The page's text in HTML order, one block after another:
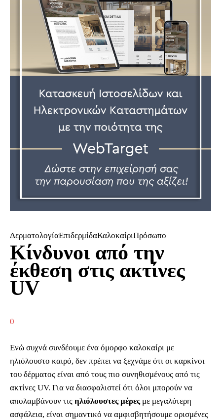
ΔερματολογίαΕπιδερμίδαΚαλοκαίριΠρόσωπο
Κίνδυνοι από την
έκθεση στις ακτίνες
UV
0
Ενώ συχνά συνδέουμε ένα όμορφο καλοκαίρι με
ηλιόλουστο καιρό, δεν πρέπει να ξεχνάμε ότι οι καρκίνοι
του δέρματος είναι από τους πιο συνηθισμένους από τις
ακτίνες UV. Για να διασφαλιστεί ότι όλοι μπορούν να
απολαμβάνουν τις ηλιόλουστες μέρεςμε μεγαλύτερη
ασφάλεια, είναι σημαντικό να αμφισβητήσουμε ορισμένες